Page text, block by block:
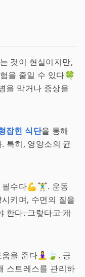
것이 현실이지만,
을 줄일 수 있다🍀
을 막거나 증상을
잡힌 식단을 통해
특히, 영양소의 균
필수다💪🏋️‍♂️. 운동
키며, 수면의 질을
한다. 그렇다고 게
을 준다🧘‍♀️🍃. 긍
스트레스를 관리하